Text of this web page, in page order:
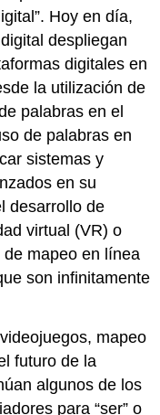
Hoy en día,
despliegan
digitales en
la utilización de
palabras en el
de palabras en
sistemas y
en su
desarrollo de
virtual (VR) o
mapeo en línea
son infinitamente
mapeo
futuro de la
algunos de los
para “ser” o